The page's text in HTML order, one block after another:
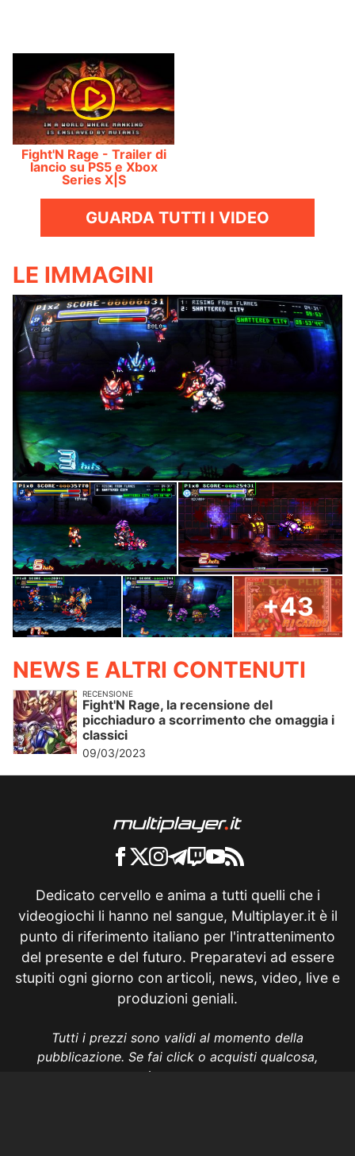
Fight'N Rage - Trailer di
lancio su PS5 e Xbox
Series X|S
GUARDA TUTTI I VIDEO
LE IMMAGINI
+43
NEWS E ALTRI CONTENUTI
RECENSIONE
Fight'N Rage, la recensione del
picchiaduro a scorrimento che omaggia i
classici
09/03/2023
Dedicato cervello e anima a tutti quelli che i
videogiochi li hanno nel sangue, Multiplayer.it è il
punto di riferimento italiano per l'intrattenimento
del presente e del futuro. Preparatevi ad essere
stupiti ogni giorno con articoli, news, video, live e
produzioni geniali.
Tutti i prezzi sono validi al momento della
pubblicazione. Se fai click o acquisti qualcosa,
potremmo ricevere un compenso.